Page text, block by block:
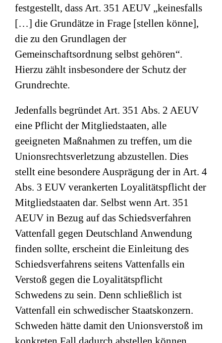
festgestellt, dass Art. 351 AEUV „keinesfalls
[…] die Grundätze in Frage [stellen könne],
die zu den Grundlagen der
Gemeinschaftsordnung selbst gehören“.
Hierzu zählt insbesondere der Schutz der
Grundrechte.
Jedenfalls begründet Art. 351 Abs. 2 AEUV
eine Pflicht der Mitgliedstaaten, alle
geeigneten Maßnahmen zu treffen, um die
Unionsrechtsverletzung abzustellen. Dies
stellt eine besondere Ausprägung der in Art. 4
Abs. 3 EUV verankerten Loyalitätspflicht der
Mitgliedstaaten dar. Selbst wenn Art. 351
AEUV in Bezug auf das Schiedsverfahren
Vattenfall gegen Deutschland Anwendung
finden sollte, erscheint die Einleitung des
Schiedsverfahrens seitens Vattenfalls ein
Verstoß gegen die Loyalitätspflicht
Schwedens zu sein. Denn schließlich ist
Vattenfall ein schwedischer Staatskonzern.
Schweden hätte damit den Unionsverstoß im